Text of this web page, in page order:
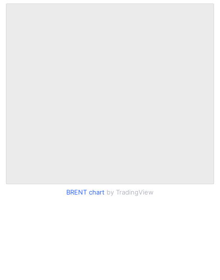
BRENT chart by TradingView